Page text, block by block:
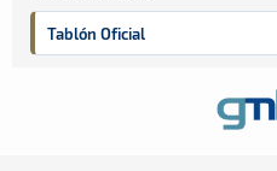
Tablón Oficial